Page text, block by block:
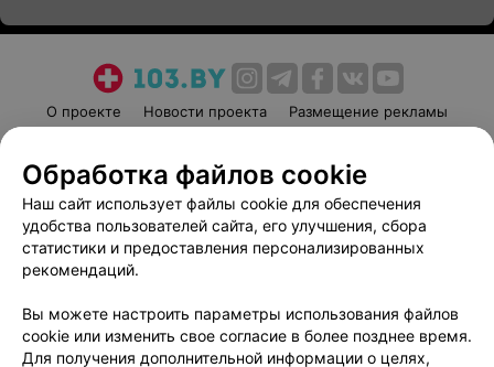
О проекте Новости проекта
Размещение рекламы
Пользовательское соглашение
Способы оплаты
Вакансии
Партнеры
Написать руководителю 103.by
Обработка персональных данных
Обработка файлов cookie
Наш сайт использует файлы cookie для обеспечения
удобства пользователей сайта, его улучшения, сбора
статистики и предоставления персонализированных
рекомендаций.
Вы можете настроить параметры использования файлов
cookie или изменить свое согласие в более позднее время.
Для получения дополнительной информации о целях,